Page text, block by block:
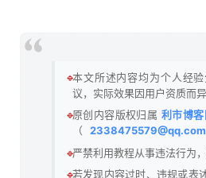
🔹本文所述内容均为个人经
议，实际效果因用户资质而异
🔹原创内容版权归属 利市博
（
2338475579@qq.com
🔹严禁利用教程从事违法行为
🔹若发现内容过时、违规或表